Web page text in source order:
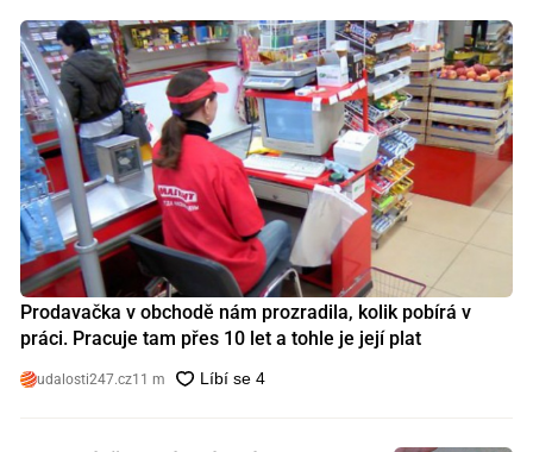
Prodavačka v obchodě nám prozradila, kolik pobírá v
práci. Pracuje tam přes 10 let a tohle je její plat
udalosti247.cz11 m